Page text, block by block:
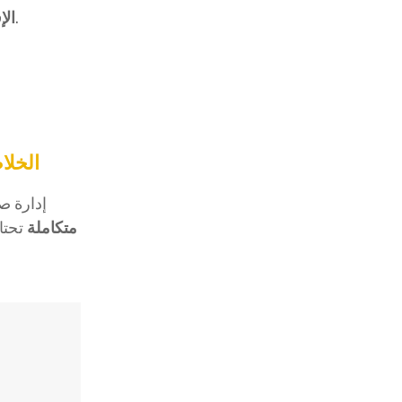
→ يجب تحقيق توازن بين المحتوى التسويقي والمفيد.
متكاملة